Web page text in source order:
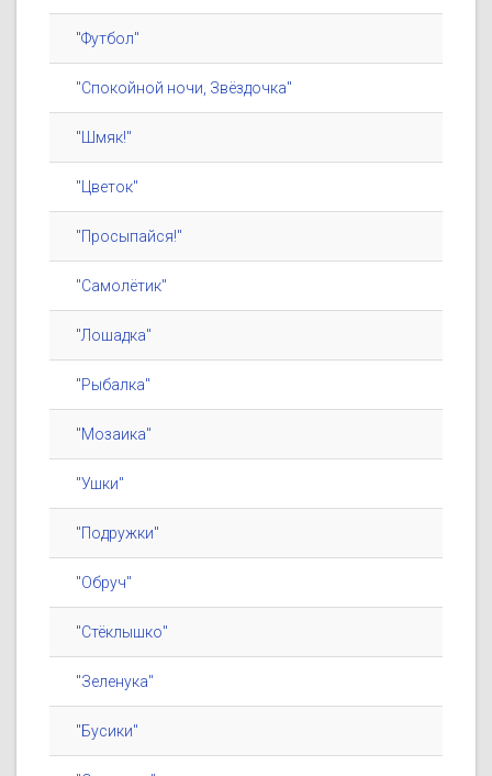
"Футбол"
"Спокойной ночи, Звёздочка"
"Шмяк!"
"Цветок"
"Просыпайся!"
"Самолётик"
"Лошадка"
"Рыбалка"
"Мозаика"
"Ушки"
"Подружки"
"Обруч"
"Стёклышко"
"Зеленука"
"Бусики"